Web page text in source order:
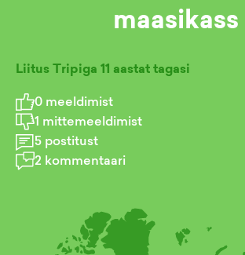
maasikass
Liitus Tripiga 11 aastat tagasi
0 meeldimist
1 mittemeeldimist
5 postitust
2 kommentaari